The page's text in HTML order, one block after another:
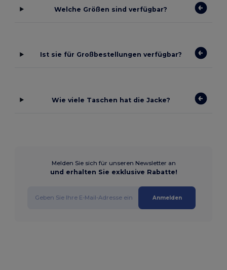
Welche Größen sind verfügbar?
Ist sie für Großbestellungen verfügbar?
Wie viele Taschen hat die Jacke?
Melden Sie sich für unseren Newsletter an
und erhalten Sie exklusive Rabatte!
Anmelden